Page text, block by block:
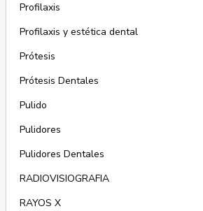
Profilaxis
Profilaxis y estética dental
Prótesis
Prótesis Dentales
Pulido
Pulidores
Pulidores Dentales
RADIOVISIOGRAFIA
RAYOS X